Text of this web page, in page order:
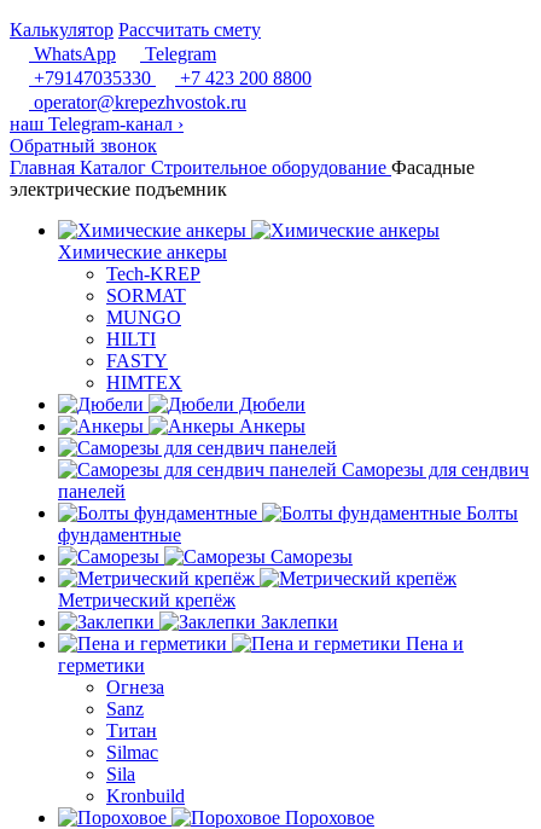
Калькулятор Рассчитать смету
WhatsApp
Telegram
+79147035330
+7 423 200 8800
operator@krepezhvostok.ru
наш Telegram-канал ›
Обратный звонок
Главная Каталог Строительное оборудование Фасадные
электрические подъемник
Химические анкеры
Tech-KREP
SORMAT
MUNGO
HILTI
FASTY
HIMTEX
Дюбели
Анкеры
Саморезы для сендвич
панелей
Болты
фундаментные
Саморезы
Метрический крепёж
Заклепки
Пена и
герметики
Огнеза
Sanz
Титан
Silmac
Sila
Kronbuild
Пороховое